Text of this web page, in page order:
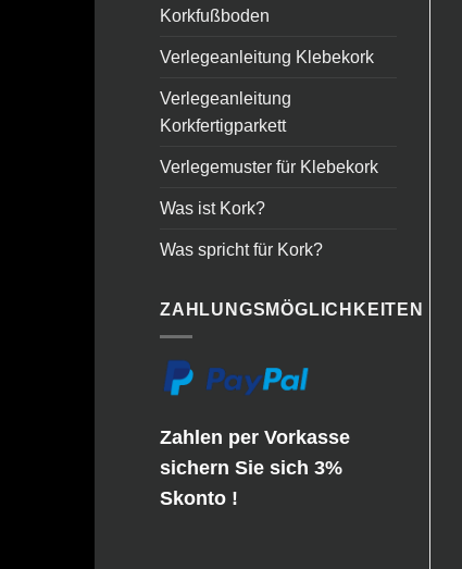
Korkfußboden
Verlegeanleitung Klebekork
Verlegeanleitung
Korkfertigparkett
Verlegemuster für Klebekork
Was ist Kork?
Was spricht für Kork?
ZAHLUNGSMÖGLICHKEITEN
Zahlen per Vorkasse
sichern Sie sich 3%
Skonto !